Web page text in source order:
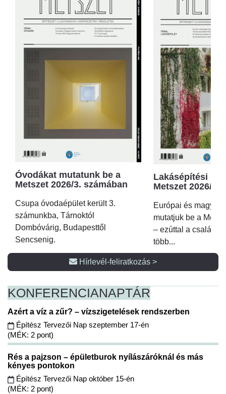
Óvodákat mutatunk be a
Metszet 2026/3. számában
Csupa óvodaépület került 3.
számunkba, Tárnoktól
Dombóvárig, Budapesttől
Sencsenig.
Lakásépítési
Metszet 2026/2.
Európai és magyar
mutatjuk be a
– ezúttal a családi
több...
Hírlevél-feliratkozás >
KONFERENCIANAPTÁR
Azért a víz a zűr? – vízszigetelések rendszerben
Építész Tervezői Nap szeptember 17-én
(MÉK: 2 pont)
Rés a pajzson – épületburok nyílászáróknál és más
kényes pontokon
Építész Tervezői Nap október 15-én
(MÉK: 2 pont)